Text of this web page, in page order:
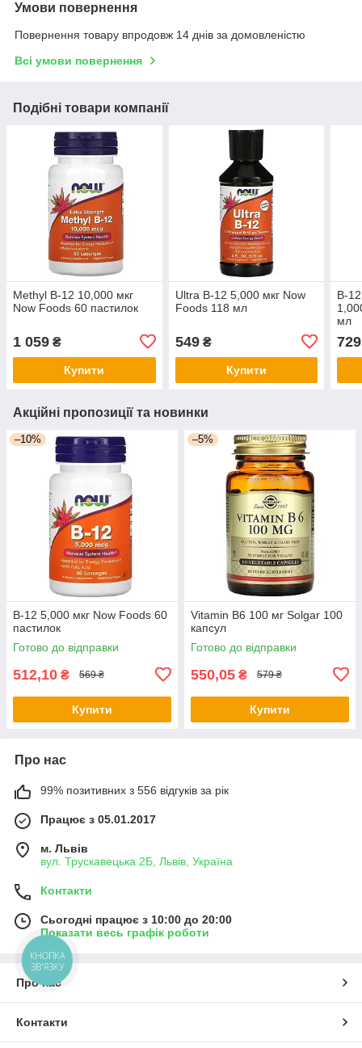
Умови повернення
Повернення товару впродовж 14 днів за домовленістю
Всі умови повернення
Подібні товари компанії
Methyl B-12 10,000 мкг
Now Foods 60 пастилок
1 059 ₴
Купити
Ultra B-12 5,000 мкг Now
Foods 118 мл
549₴
Купити
B-
мл
729
Акційні пропозиції та новинки
–10%
B-12 5,000 мкг Now Foods 60
пастилок
Готово до відправки
512,10 ₴ 569 ₴
Купити
–5%
Vitamin B6 100 мг Solgar 100
капсул
Готово до відправки
550,05 ₴ 579 ₴
Купити
Про нас
99% позитивних з 556 відгуків за рік
Працює з 05.01.2017
м. Львів
вул. Трускавецька 2Б, Львів, Україна
Контакти
Сьогодні працює з 10:00 до 20:00
Показати весь графік роботи
Про нас
Контакти
КНОПКА
ЗВ'ЯЗКУ